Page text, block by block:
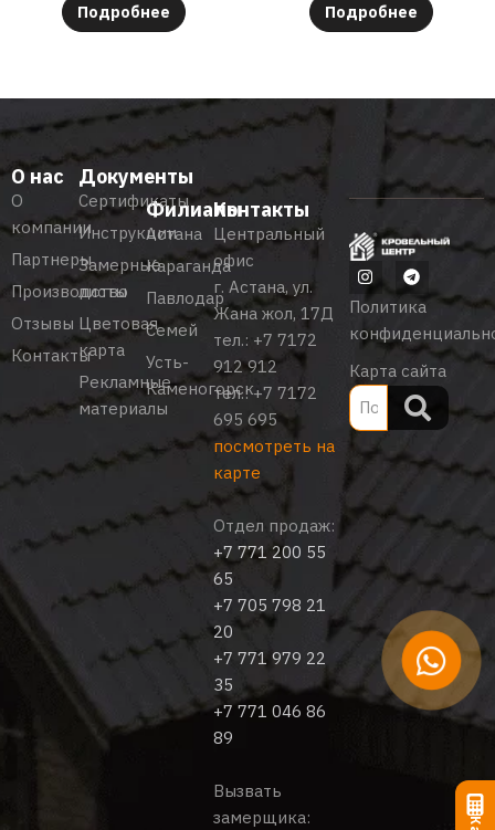
Подробнее Подробнее
О нас
О
компании
Партнеры
Производство
Отзывы
Контакты
Документы
Сертификаты
Инструкции
Замерные
листы
Цветовая
карта
Рекламные
материалы
Филиалы
Астана
Караганда
Павлодар
Семей
Усть-
Каменогорск
Контакты
Центральный
офис
г. Астана, ул.
Жана жол, 17Д
тел.: +7 7172
912 912
тел.:+7 7172
695 695
посмотреть на
карте
Отдел продаж:
+7 771 200 55
65
+7 705 798 21
20
+7 771 979 22
35
+7 771 046 86
89
Вызвать
замерщика:
Политика
Карта сайта